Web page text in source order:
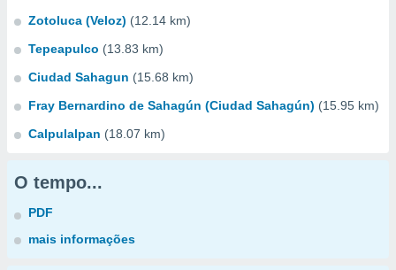
Zotoluca (Veloz) (12.14 km)
Tepeapulco (13.83 km)
Ciudad Sahagun (15.68 km)
Fray Bernardino de Sahagún (Ciudad Sahagún) (15.95 km)
Calpulalpan (18.07 km)
O tempo...
PDF
mais informações